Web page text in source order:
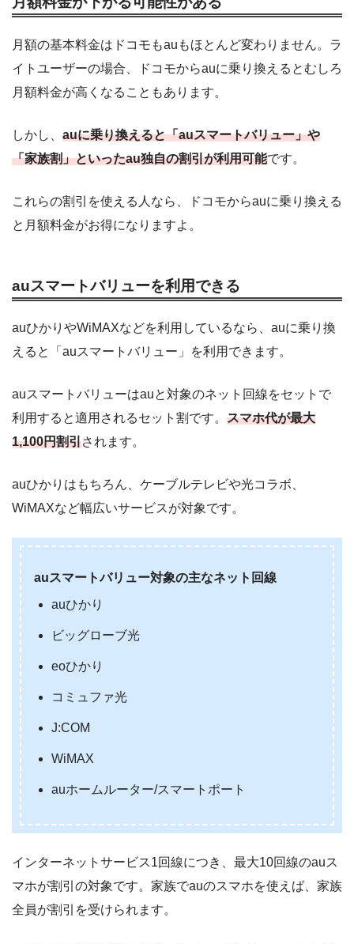
月額の基本料金はドコモもauもほとんど変わりません。ラ
イトユーザーの場合、ドコモからauに乗り換えるとむしろ
月額料金が高くなることもあります。
しかし、 auに乗り換えると「auスマートバリュー」や
「家族割」といったau独自の割引が利用可能です。
これらの割引を使える人なら、ドコモからauに乗り換える
と月額料金がお得になりますよ。
auスマートバリューを利用できる
auひかりやWiMAXなどを利用しているなら、auに乗り換
えると「auスマートバリュー」を利用できます。
auスマートバリューはauと対象のネット回線をセットで
利用すると適用されるセット割です。 スマホ代が最大
1,100円割引されます。
auひかりはもちろん、ケーブルテレビや光コラボ、
WiMAXなど幅広いサービスが対象です。
auスマートバリュー対象の主なネット回線
auひかり
ビッグローブ光
eoひかり
コミュファ光
J:COM
WiMAX
auホームルーター/スマートポート
インターネットサービス1回線につき、最大10回線のauス
マホが割引の対象です。家族でauのスマホを使えば、家族
全員が割引を受けられます。